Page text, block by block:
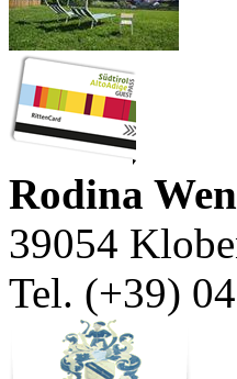
Rodina
39054
Tel. (+39)